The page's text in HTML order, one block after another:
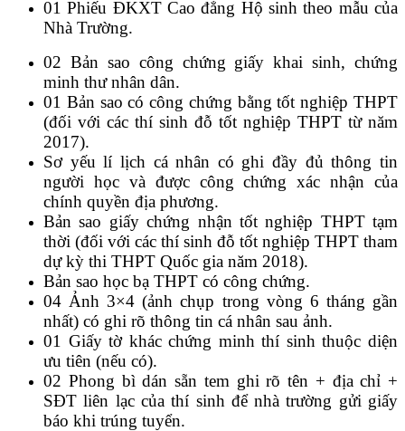
01 Phiếu ĐKXT Cao đẳng Hộ sinh theo mẫu của
Nhà Trường.
02 Bản sao công chứng giấy khai sinh, chứng
minh thư nhân dân.
01 Bản sao có công chứng bằng tốt nghiệp THPT
(đối với các thí sinh đỗ tốt nghiệp THPT từ năm
2017).
Sơ yếu lí lịch cá nhân có ghi đầy đủ thông tin
người học và được công chứng xác nhận của
chính quyền địa phương.
Bản sao giấy chứng nhận tốt nghiệp THPT tạm
thời (đối với các thí sinh đỗ tốt nghiệp THPT tham
dự kỳ thi THPT Quốc gia năm 2018).
Bản sao học bạ THPT có công chứng.
04 Ảnh 3×4 (ảnh chụp trong vòng 6 tháng gần
nhất) có ghi rõ thông tin cá nhân sau ảnh.
01 Giấy tờ khác chứng minh thí sinh thuộc diện
ưu tiên (nếu có).
02 Phong bì dán sẵn tem ghi rõ tên + địa chỉ +
SĐT liên lạc của thí sinh để nhà trường gửi giấy
báo khi trúng tuyển.